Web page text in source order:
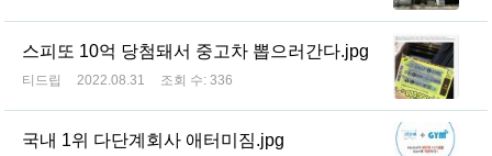
스피또 10억 당첨돼서 중고차 뽑으러간다.jpg
티드립 2022.08.31 조회 수: 336
국내 1위 다단계회사 애터미짐.jpg